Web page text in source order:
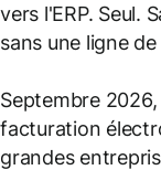
vers l'ERP. Seul.
sans une ligne
Septembre
facturation
grandes